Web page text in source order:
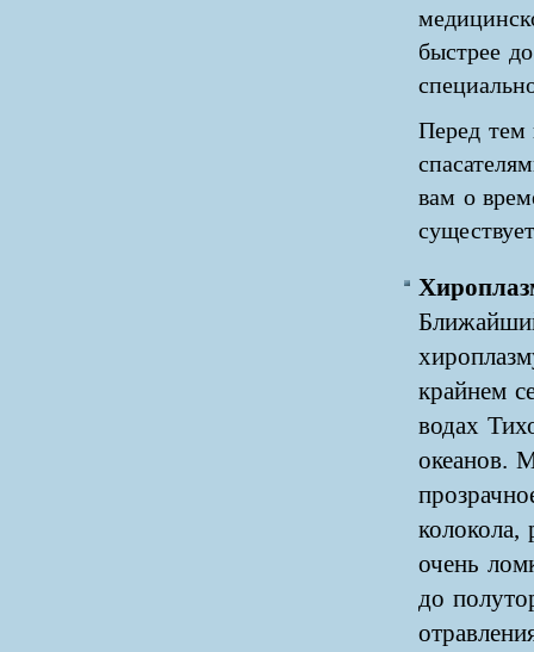
быстрее
Перед тем
вам о
крайнем
водах
океанов.
очень
до